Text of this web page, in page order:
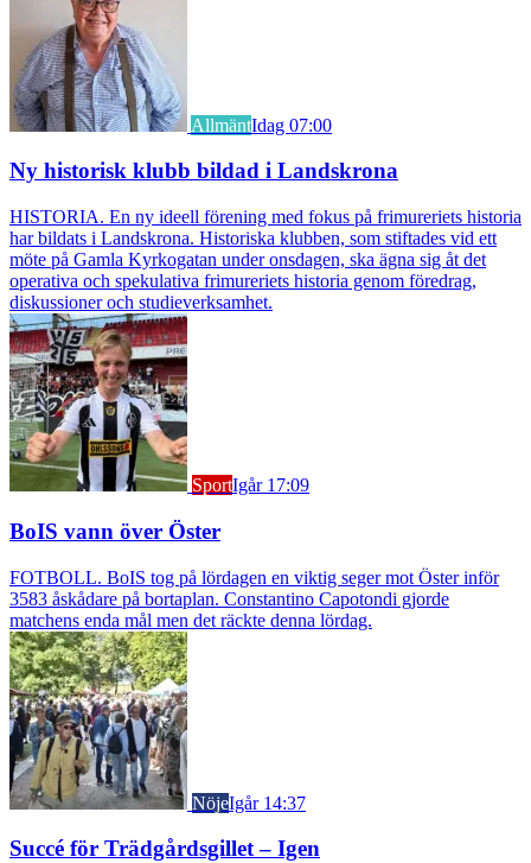
AllmäntIdag 07:00
Ny historisk klubb bildad i Landskrona
HISTORIA. En ny ideell förening med fokus på frimureriets historia
har bildats i Landskrona. Historiska klubben, som stiftades vid ett
möte på Gamla Kyrkogatan under onsdagen, ska ägna sig åt det
operativa och spekulativa frimureriets historia genom föredrag,
diskussioner och studieverksamhet.
SportIgår 17:09
BoIS vann över Öster
FOTBOLL. BoIS tog på lördagen en viktig seger mot Öster inför
3583 åskådare på bortaplan. Constantino Capotondi gjorde
matchens enda mål men det räckte denna lördag.
NöjeIgår 14:37
Succé för Trädgårdsgillet – Igen